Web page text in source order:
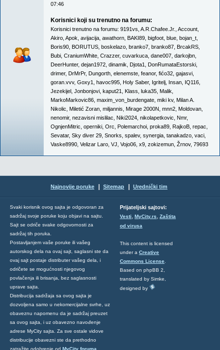
07:46
Korisnici koji su trenutno na forumu:
Korisnici trenutno na forumu: 9191vs A.R.Chafee.Jr. Account
Akiro Apok avijacija awathorn BAKI89 bigfoot blue bojan_t
Boris90 BORUTUS boskelazo branko7 branko87 BrcakRS
Bubi CraniumWhite Crazzer, cuvarkuca dane007 darkojbn
DeerHunter, dejan1972 dinamik Djota1 DonRumataEstorski
drimer, DrMrPr, Dungorth elenemste feanor, fićo32 gajasvi
goran.vvv, Goxy1 havoc995 Holy Saber, Igritelj Insan IQ116
Jezekijel Jonbonjovi kaput21 Klass luka35 Malik
MarkoMarkovic86 maxim_von_burdengate miki kv, Milan A.
Nikolic Miletić Zoran miljannis Mirage 2000N mnn2 Moldovan
nenomir, nezavisni mislilac Niki2024 nikolapetkovic Nmr,
OgnjenMitric operniki Orc Polemarchoi proka89 RajkoB repac
Sevatar, Sky diver 29 Snorks spalev, synergia tanakadzo vaci
Vaske8990 Velizar Laro VJ Vojo06 x9 zokizemun Žrnov, 79693
Najnovije poruke Sitemap Urednički tim
Svaki korisnik ovog sajta je odgovoran za
sadržaj svoje poruke koju objavi na sajtu.
Sajt se odriče svake odgovornosti za
sadržaj tih poruka.
Postavljanjem vaše poruke ili vašeg
autorskog dela na ovaj sajt, saglasni ste da
ovaj sajt postaje distributer vašeg dela, i
odričete se mogućnosti njegovog
povlačenja ili brisanja, bez saglasnosti
uprave sajta.
Distribucija sadržaja sa ovog sajta je
dozvoljena samo u nekomercijalne svrhe, uz
obaveznu napomenu da je sadržaj preuzet
sa ovog sajta, i uz obavezno navođenje
adrese MyCity sajta. Za sve ostale vidove
distribucije obavezni ste da prethodno
zatražite odobrenje od MyCity foruma
Prijateljski sajtovi:
Vesti, MyCity.rs, Zaštita
od virusa
This content is licensed
under a Creative
Commons License
Based on phpBB 2,
translated by Simke,
designed by